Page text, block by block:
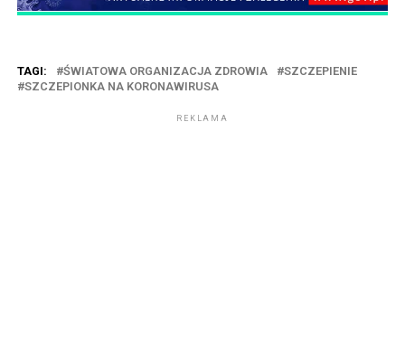
TAGI: ŚWIATOWA ORGANIZACJA ZDROWIA
SZCZEPIENIE
SZCZEPIONKA NA KORONAWIRUSA
REKLAMA